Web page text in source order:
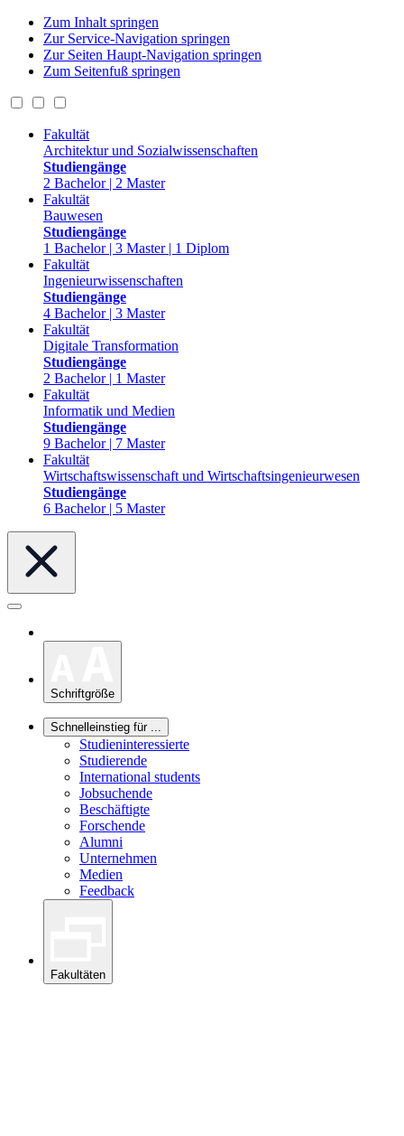
Zum Inhalt springen
Zur Service-Navigation springen
Zur Seiten Haupt-Navigation springen
Zum Seitenfuß springen
Fakultät
Architektur und Sozialwissenschaften
Studiengänge
2 Bachelor | 2 Master
Fakultät
Bauwesen
Studiengänge
1 Bachelor | 3 Master | 1 Diplom
Fakultät
Ingenieurwissenschaften
Studiengänge
4 Bachelor | 3 Master
Fakultät
Digitale Transformation
Studiengänge
2 Bachelor | 1 Master
Fakultät
Informatik und Medien
Studiengänge
9 Bachelor | 7 Master
Fakultät
Wirtschaftswissenschaft und Wirtschaftsingenieurwesen
Studiengänge
6 Bachelor | 5 Master
Schriftgröße
Schnelleinstieg für ...
Studieninteressierte
Studierende
International students
Jobsuchende
Beschäftigte
Forschende
Alumni
Unternehmen
Medien
Feedback
Fakultäten